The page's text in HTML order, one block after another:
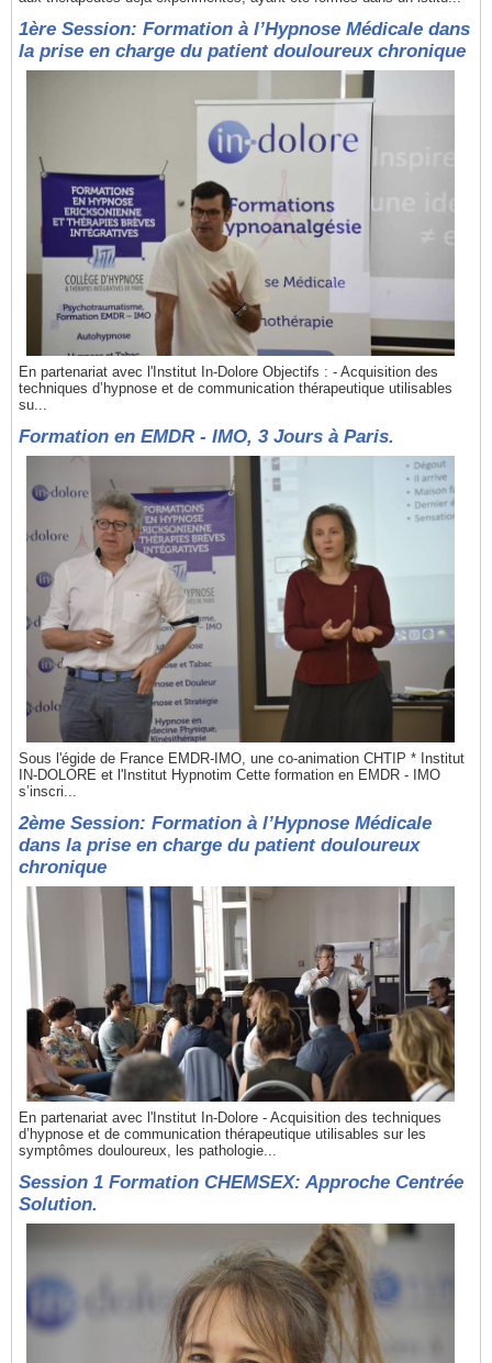
1ère Session: Formation à l’Hypnose Médicale dans
la prise en charge du patient douloureux chronique
En partenariat avec l'Institut In-Dolore Objectifs : - Acquisition des
techniques d’hypnose et de communication thérapeutique utilisables
su...
Formation en EMDR - IMO, 3 Jours à Paris.
Sous l'égide de France EMDR-IMO, une co-animation CHTIP * Institut
IN-DOLORE et l'Institut Hypnotim Cette formation en EMDR - IMO
s’inscri...
2ème Session: Formation à l’Hypnose Médicale
dans la prise en charge du patient douloureux
chronique
En partenariat avec l'Institut In-Dolore - Acquisition des techniques
d’hypnose et de communication thérapeutique utilisables sur les
symptômes douloureux, les pathologie...
Session 1 Formation CHEMSEX: Approche Centrée
Solution.